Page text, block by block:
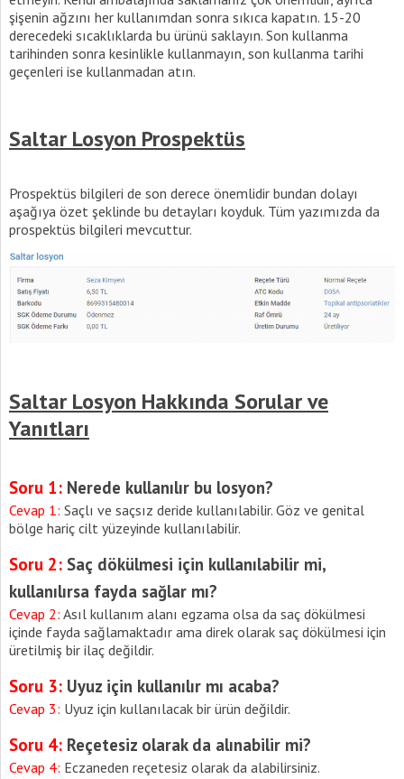
şişenin ağzını her kullanımdan sonra sıkıca kapatın. 15-20
derecedeki sıcaklıklarda bu ürünü saklayın. Son kullanma
tarihinden sonra kesinlikle kullanmayın, son kullanma tarihi
geçenleri ise kullanmadan atın.
Saltar Losyon Prospektüs
Prospektüs bilgileri de son derece önemlidir bundan dolayı
aşağıya özet şeklinde bu detayları koyduk. Tüm yazımızda da
prospektüs bilgileri mevcuttur.
Saltar Losyon Hakkında Sorular ve
Yanıtları
Soru 1: Nerede kullanılır bu losyon?
Cevap 1: Saçlı ve saçsız deride kullanılabilir. Göz ve genital
bölge hariç cilt yüzeyinde kullanılabilir.
Soru 2: Saç dökülmesi için kullanılabilir mi,
kullanılırsa fayda sağlar mı?
Cevap 2: Asıl kullanım alanı egzama olsa da saç dökülmesi
içinde fayda sağlamaktadır ama direk olarak saç dökülmesi için
üretilmiş bir ilaç değildir.
Soru 3: Uyuz için kullanılır mı acaba?
Cevap 3: Uyuz için kullanılacak bir ürün değildir.
Soru 4: Reçetesiz olarak da alınabilir mi?
Cevap 4: Eczaneden reçetesiz olarak da alabilirsiniz.